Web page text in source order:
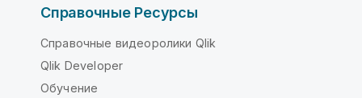
Справочные Ресурсы
Справочные видеоролики Qlik
Qlik Developer
Обучение